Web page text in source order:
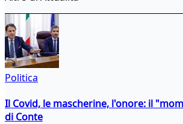
Politica
Il Covid, le mascherine, l'onore: il
di Conte